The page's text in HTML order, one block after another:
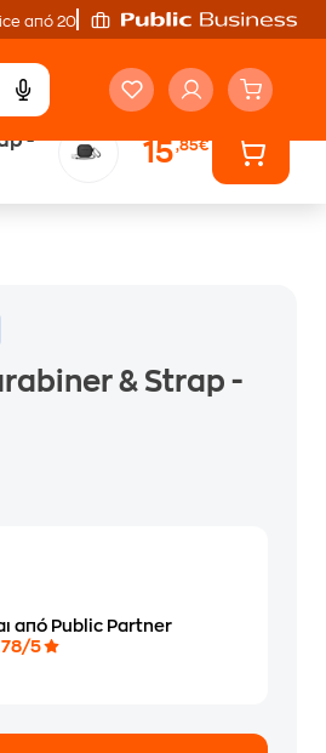
από 20'
-
15,85€
& Strap -
από Public Partner
5